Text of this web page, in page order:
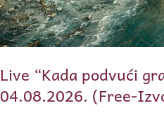
Live “Kada podvući
04.08.2026. (Free-